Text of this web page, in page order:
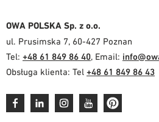
OWA POLSKA Sp. z o.o.
ul. Prusimska 7, 60-427 Poznan
Tel: +48 61 849 86 40, Email:
Obsługa klienta: Tel +48 61 849 86 43